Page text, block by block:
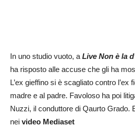
In uno studio vuoto, aLive Non è la
ha risposto alle accuse che gli ha
L’ex gieffino si è scagliato contro l’ex
madre e al padre. Favoloso ha poi
Nuzzi, il conduttore di Qaurto Grado.
nei video Mediaset